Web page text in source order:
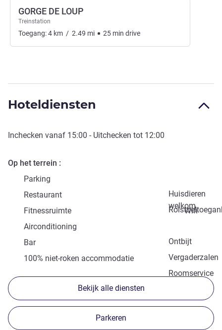
GORGE DE LOUP
Treinstation
Toegang:4 km / 2.49 mi 25 min drive
Hoteldiensten
Inchecken vanaf 15:00 - Uitchecken tot 12:00
Op het terrein
Parking
Huisdieren
welkom
Restaurant
Fitnessruimte
Wifi
Airconditioning
Ontbijt
Bar
Vergaderzalen
100% niet-roken accommodatie
Roomservice
Bekijk alle diensten
Parkeren